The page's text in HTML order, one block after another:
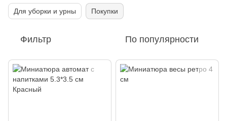
Для уборки и урны Покупки
Фильтр По популярности